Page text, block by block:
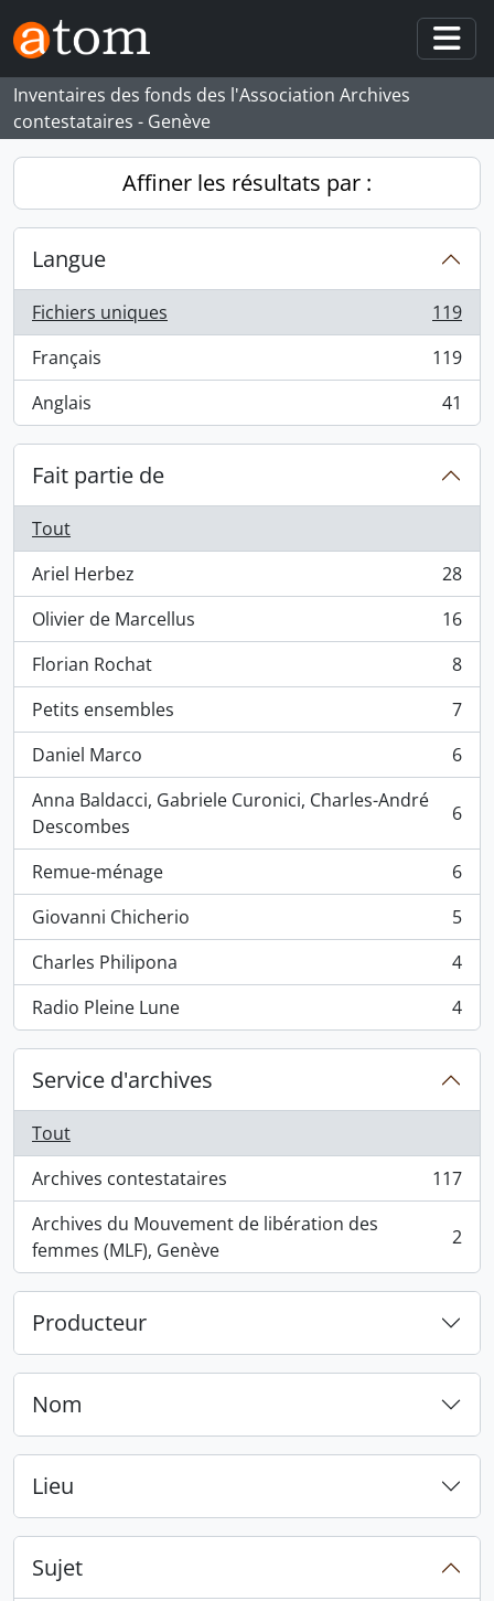
Skip to main content
Inventaires des fonds des l'Association Archives
contestataires - Genève
Affiner les résultats par :
Langue
Fichiers uniques
, 119 résultats
119
Français
, 119 résultats
119
Anglais
, 41 résultats 41
Fait partie de
Tout
Ariel Herbez
, 28 résultats
28
Olivier de Marcellus
, 16 résultats
16
Florian Rochat
, 8 résultats
8
Petits ensembles
, 7 résultats
7
Daniel Marco
, 6 résultats
6
Anna Baldacci, Gabriele Curonici, Charles-André
Descombes
, 6 résultats 6
Remue-ménage
, 6 résultats
6
Giovanni Chicherio
, 5 résultats
5
Charles Philipona
, 4 résultats
4
Radio Pleine Lune
, 4 résultats 4
Service d'archives
Tout
Archives contestataires
, 117 résultats
117
Archives du Mouvement de libération des
femmes (MLF), Genève
, 2 résultats 2
Producteur
Nom
Lieu
Sujet